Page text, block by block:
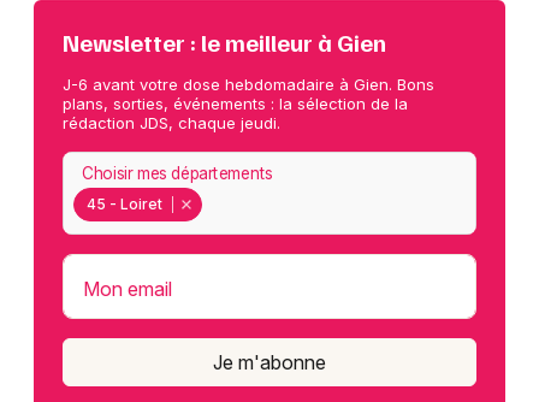
Newsletter : le meilleur à Gien
J-6 avant votre dose hebdomadaire à Gien. Bons
plans, sorties, événements : la sélection de la
rédaction JDS, chaque jeudi.
45 - Loiret
Choisir mes départements
Mon email
Je m'abonne